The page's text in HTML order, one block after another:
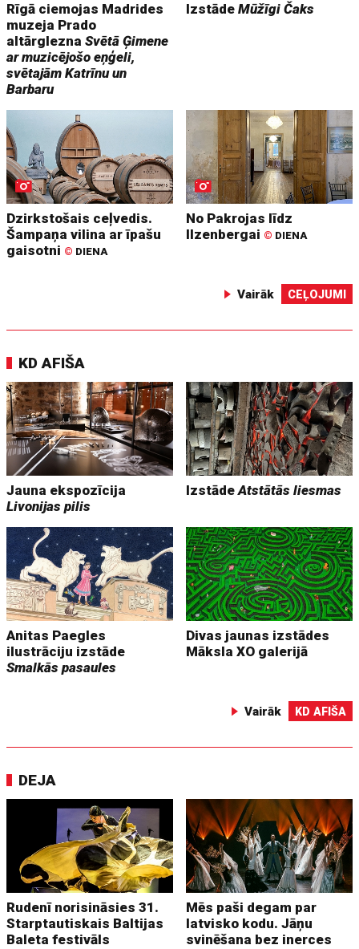
Rīgā ciemojas Madrides
muzeja Prado
altārgleznaSvētā Ģimene
ar muzicējošo eņģeli,
svētajām Katrīnu un
Barbaru
IzstādeMūžīgi Čaks
Dzirkstošais ceļvedis.
Šampaņa vilina ar īpašu
gaisotni © DIENA
No Pakrojas līdz
Ilzenbergai © DIENA
Vairāk CEĻOJUMI
KD AFIŠA
Jauna ekspozīcija
Livonijas pilis
IzstādeAtstātās liesmas
Anitas Paegles
ilustrāciju izstāde
Smalkās pasaules
Divas jaunas izstādes
Māksla XO galerijā
Vairāk KD AFIŠA
DEJA
Rudenī norisināsies 31.
Starptautiskais Baltijas
Baleta festivāls
Mēs paši degam par
latvisko kodu. Jāņu
svinēšana bez inerces